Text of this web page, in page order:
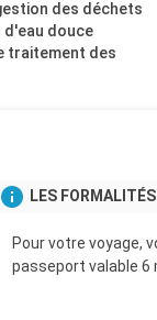
des déchets
douce
traitement des
LES
Pour votre voyage,
passeport valable 6